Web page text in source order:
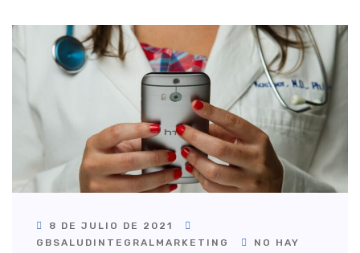
8 DE JULIO DE 2021
GBSALUDINTEGRALMARKETING
NO HAY